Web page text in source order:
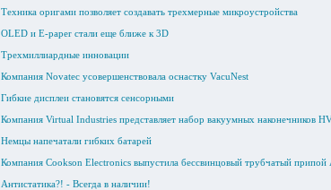
Техника оригами позволяет создавать трехмерные микроустройства
OLED и E-paper стали еще ближе к 3D
Трехмиллиардные инновации
Компания Novatec усовершенствовала оснастку VacuNest
Гибкие дисплеи становятся сенсорными
Компания Virtual Industries представляет набор вакуумных наконечников
Немцы напечатали гибких батарей
Компания Cookson Electronics выпустила бессвинцовый трубчатый
Антистатика?! - Всегда в наличии!